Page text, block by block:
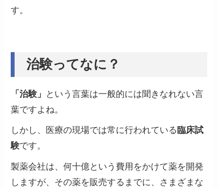
す。
治験ってなに？
「治験」
という言葉は一般的には聞きなれない言
葉ですよね。
しかし、医療の現場では常に行われている 臨床試
験です。
製薬会社は、何十億という費用をかけて薬を開発
しますが、その薬を販売するまでに、さまざまな